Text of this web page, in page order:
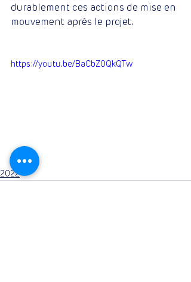
durablement ces actions de mise en
mouvement après le projet.
https://youtu.be/BaCbZ0QkQTw
2022